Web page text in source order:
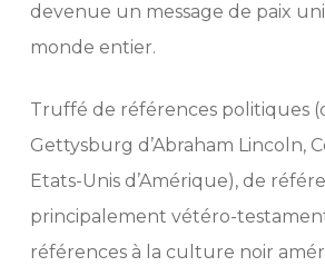
devenue un message de paix
monde entier.
Truffé de références politiques
Gettysburg d’Abraham Lincoln,
Etats-Unis d’Amérique), de
principalement vétéro-
références à la culture noir